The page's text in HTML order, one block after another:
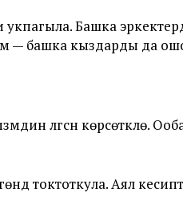
Башка
башка кыздарды да
үлгүсүн көрсөткүлө.
токтоткула. Аял